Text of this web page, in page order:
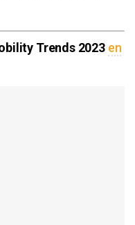
Trends 2023 en